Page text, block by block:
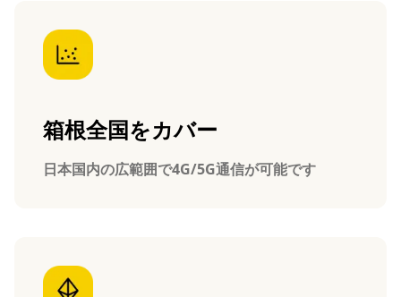
箱根全国をカバー
日本国内の広範囲で4G/5G通信が可能です